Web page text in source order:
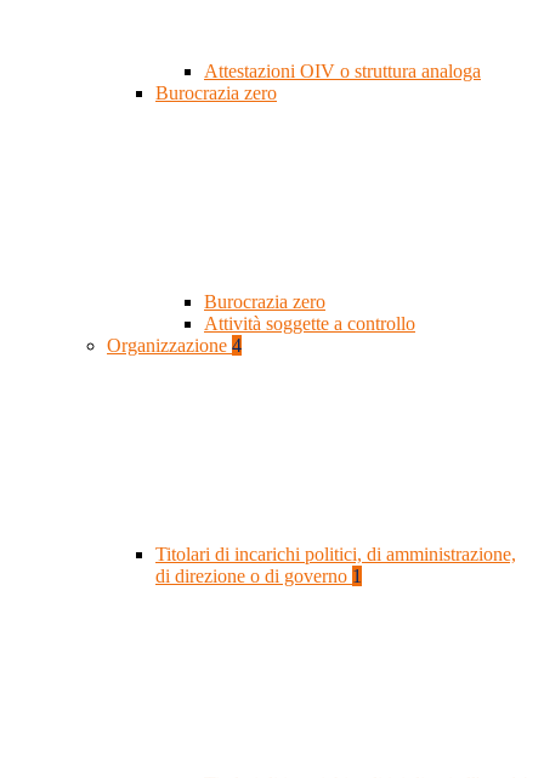
Attestazioni OIV o struttura analoga
Burocrazia zero
Burocrazia zero
Attività soggette a controllo
Organizzazione 4
Titolari di incarichi politici, di amministrazione,
di direzione o di governo 1